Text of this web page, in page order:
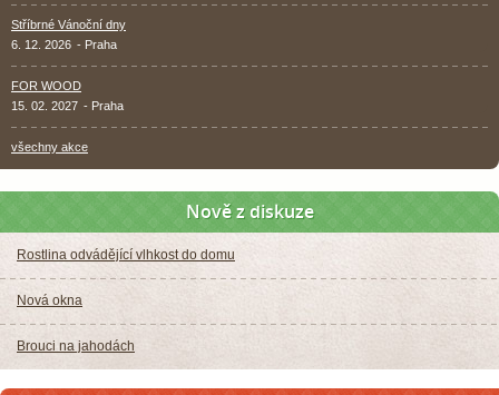
Stříbrné Vánoční dny
6. 12. 2026 - Praha
FOR WOOD
15. 02. 2027 - Praha
všechny akce
Nově z diskuze
Rostlina odvádějící vlhkost do domu
Nová okna
Brouci na jahodách